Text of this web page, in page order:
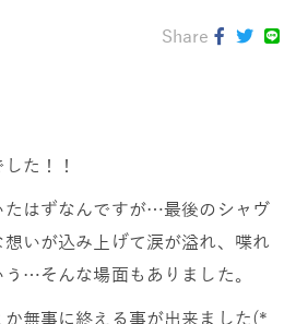
Share
た！！
たはずなんですが…最後のシャヴ
いが込み上げて涙が溢れ、喋れ
…そんな場面もありました。
無事に終える事が出来ました(*